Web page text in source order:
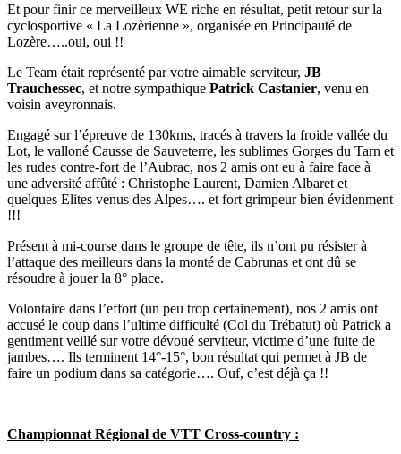
Et pour finir ce merveilleux WE riche en résultat, petit retour sur la
cyclosportive « La Lozèrienne », organisée en Principauté de
Lozère…..oui, oui !!
Le Team était représenté par votre aimable serviteur, JB
Trauchessec, et notre sympathique Patrick Castanier, venu en
voisin aveyronnais.
Engagé sur l’épreuve de 130kms, tracés à travers la froide vallée du
Lot, le valloné Causse de Sauveterre, les sublimes Gorges du Tarn et
les rudes contre-fort de l’Aubrac, nos 2 amis ont eu à faire face à
une adversité affûté : Christophe Laurent, Damien Albaret et
quelques Elites venus des Alpes…. et fort grimpeur bien évidenment
!!!
Présent à mi-course dans le groupe de tête, ils n’ont pu résister à
l’attaque des meilleurs dans la monté de Cabrunas et ont dû se
résoudre à jouer la 8° place.
Volontaire dans l’effort (un peu trop certainement), nos 2 amis ont
accusé le coup dans l’ultime difficulté (Col du Trébatut) où Patrick a
gentiment veillé sur votre dévoué serviteur, victime d’une fuite de
jambes…. Ils terminent 14°-15°, bon résultat qui permet à JB de
faire un podium dans sa catégorie…. Ouf, c’est déjà ça !!
Championnat Régional de VTT Cross-country :